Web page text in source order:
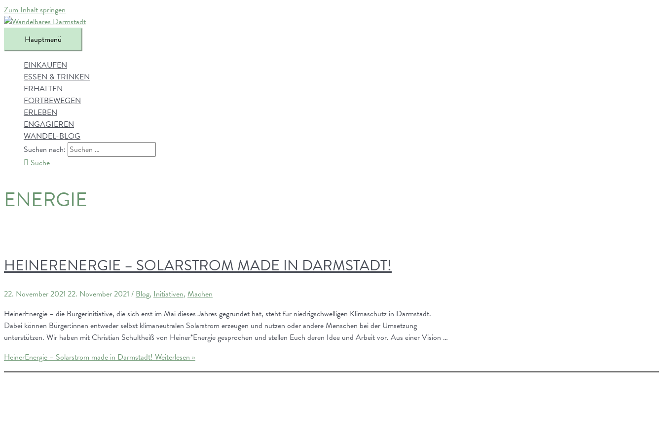
Zum Inhalt springen
Hauptmenü
EINKAUFEN
ESSEN & TRINKEN
ERHALTEN
FORTBEWEGEN
ERLEBEN
ENGAGIEREN
WANDEL-BLOG
Suchen nach:
Suche
ENERGIE
HEINERENERGIE – SOLARSTROM MADE IN DARMSTADT!
22. November 2021 22. November 2021 /Blog, Initiativen, Machen
HeinerEnergie – die Bürgerinitiative, die sich erst im Mai dieses Jahres gegründet hat, steht für niedrigschwelligen Klimaschutz in Darmstadt.
Dabei können Bürger:innen entweder selbst klimaneutralen Solarstrom erzeugen und nutzen oder andere Menschen bei der Umsetzung
unterstützen. Wir haben mit Christian Schultheiß von Heiner*Energie gesprochen und stellen Euch deren Idee und Arbeit vor. Aus einer Vision …
HeinerEnergie – Solarstrom made in Darmstadt!Weiterlesen »